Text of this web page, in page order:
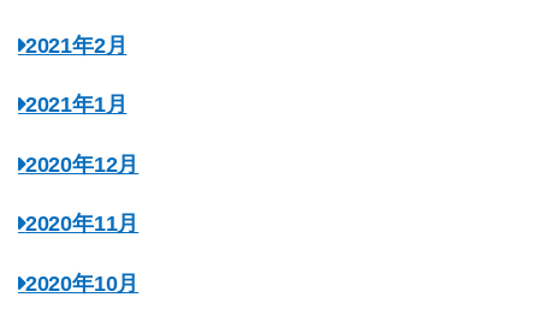
2021年2月
2021年1月
2020年12月
2020年11月
2020年10月